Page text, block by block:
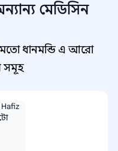
মেডিসিন
ধানমন্ডি এ আরো
সমূহ